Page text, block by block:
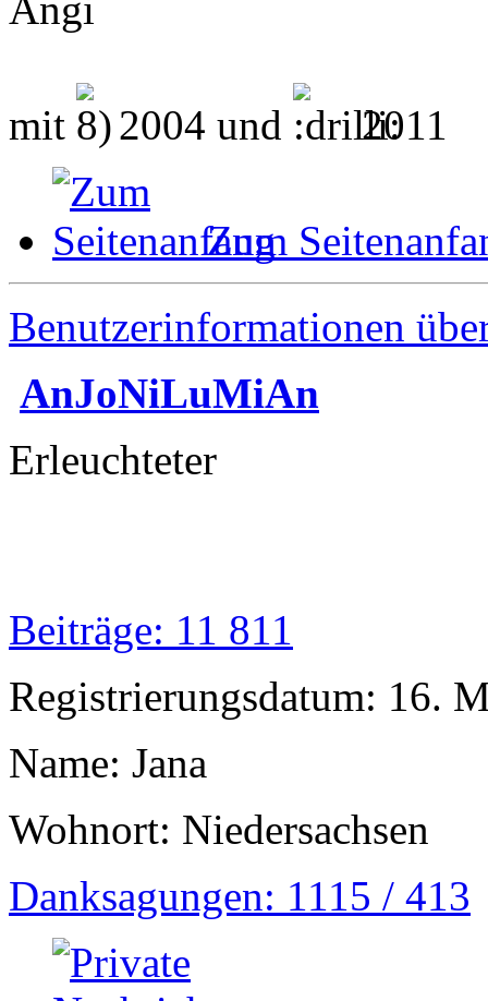
mit 2004 und 2011
Zum
Benutzerinformationen
AnJoNiLuMiAn
Erleuchteter
Beiträge: 11 811
Registrierungsdatum: 16.
Name: Jana
Wohnort: Niedersachsen
Danksagungen: 1115 / 413